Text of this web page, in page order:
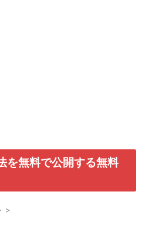
を無料で公開する無料
>